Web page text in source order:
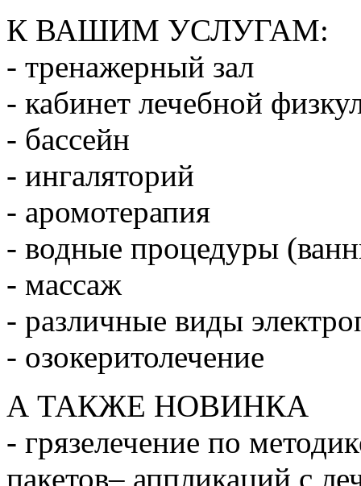
К ВАШИМ УСЛУГАМ:
- тренажерный зал
- кабинет лечебной
- бассейн
- ингаляторий
- аромотерапия
- водные процедуры
- массаж
- различные виды
- озокеритолечение
А ТАКЖЕ НОВИНКА
- грязелечение по
пакетов– аппликаций с